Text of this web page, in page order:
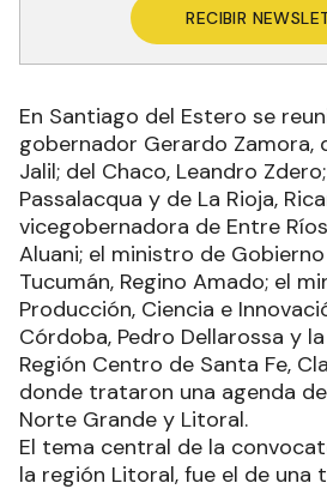
RECIBIR
En Santiago del Estero se
gobernador Gerardo Zamora,
Jalil; del Chaco, Leandro
Passalacqua y de La Rioja,
vicegobernadora de Entre
Aluani; el ministro de
Tucumán, Regino Amado; el
Producción, Ciencia e
Córdoba, Pedro Dellarossa y
Región Centro de Santa Fe,
donde trataron una agenda
Norte Grande y Litoral.
El tema central de la
la región Litoral, fue el de una